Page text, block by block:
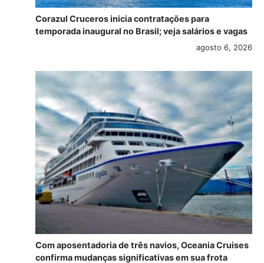
Corazul Cruceros inicia contratações para
temporada inaugural no Brasil; veja salários e vagas
agosto 6, 2026
Com aposentadoria de três navios, Oceania Cruises
confirma mudanças significativas em sua frota